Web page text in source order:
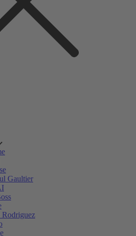
Gaultier
Rodriguez